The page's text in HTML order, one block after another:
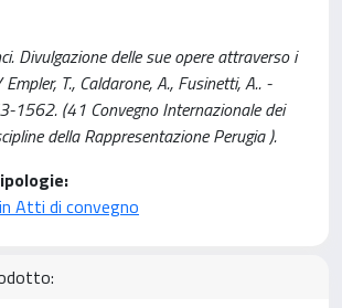
Divulgazione delle sue opere attraverso i
T., Caldarone, A., Fusinetti, A.. -
1562. (41 Convegno Internazionale dei
della Rappresentazione Perugia ).
Atti di convegno